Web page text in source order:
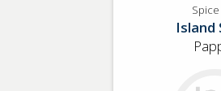
Island